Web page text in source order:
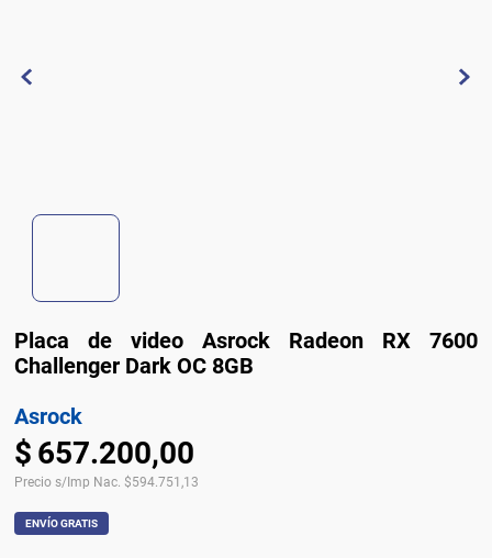
Placa de video Asrock Radeon RX 7600
Challenger Dark OC 8GB
Asrock
$ 657.200,00
Precio s/Imp Nac. $594.751,13
ENVÍO GRATIS